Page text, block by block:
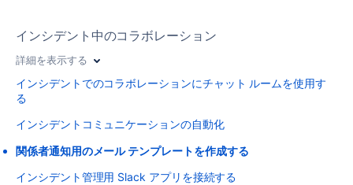
インシデント中のコラボレーション
詳細を表示する
インシデントでのコラボレーションにチャット ルームを使用す
る
インシデントコミュニケーションの自動化
関係者通知用のメール テンプレートを作成する
インシデント管理用 Slack アプリを接続する